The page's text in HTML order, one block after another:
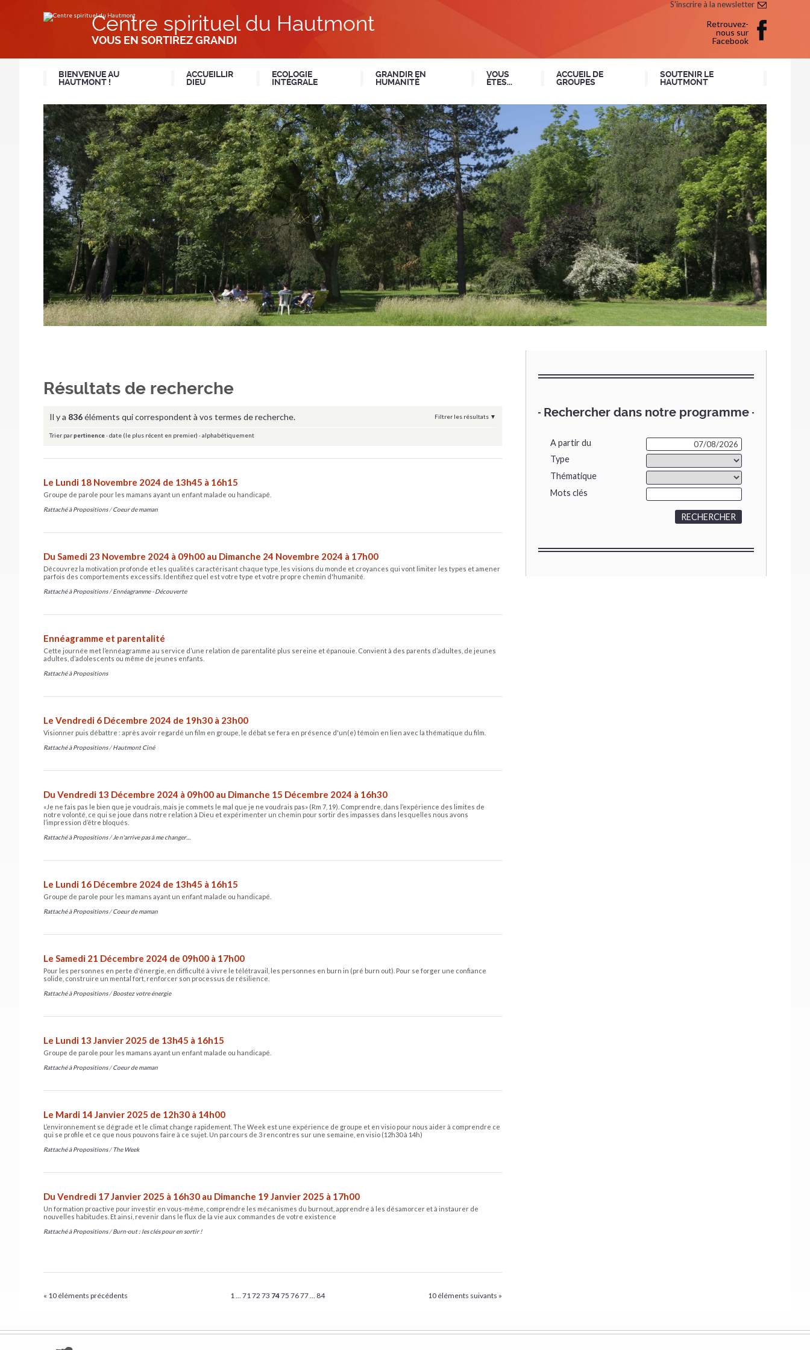
contenu.
S'inscrire à la newsletter
Retrouvez-
nous sur
Facebook
Centre spirituel du Hautmont
VOUS EN SORTIREZ GRANDI
BIENVENUE AU
HAUTMONT !
ACCUEILLIR
DIEU
ECOLOGIE
INTÉGRALE
GRANDIR EN
HUMANITÉ
VOUS
ÊTES...
ACCUEIL DE
GROUPES
SOUTENIR LE
HAUTMONT
Rechercher dans notre programme
A partir du
Type
Thématique
Mots clés
Résultats de recherche
Il y a 836éléments qui correspondent à vos termes de recherche. Filtrer les résultats
Trier parpertinence· date (le plus récent en premier) · alphabétiquement
Le Lundi 18 Novembre 2024 de 13h45 à 16h15
Groupe de parole pour les mamans ayant un enfant malade ou handicapé.
Rattaché à Propositions /Coeur de maman
Du Samedi 23 Novembre 2024 à 09h00 au Dimanche 24 Novembre 2024 à 17h00
Découvrez la motivation profonde et les qualités caractérisant chaque type, les visions du monde et croyances qui vont limiter les types et amener
parfois des comportements excessifs. Identifiez quel est votre type et votre propre chemin d'humanité.
Rattaché à Propositions /Ennéagramme - Découverte
Ennéagramme et parentalité
Cette journée met l’ennéagramme au service d’une relation de parentalité plus sereine et épanouie. Convient à des parents d’adultes, de jeunes
adultes, d’adolescents ou même de jeunes enfants.
Rattaché à Propositions
Le Vendredi 6 Décembre 2024 de 19h30 à 23h00
Visionner puis débattre : après avoir regardé un film en groupe, le débat se fera en présence d'un(e) témoin en lien avec la thématique du film.
Rattaché à Propositions /Hautmont Ciné
Du Vendredi 13 Décembre 2024 à 09h00 au Dimanche 15 Décembre 2024 à 16h30
«Je ne fais pas le bien que je voudrais, mais je commets le mal que je ne voudrais pas» (Rm 7, 19). Comprendre, dans l’expérience des limites de
notre volonté, ce qui se joue dans notre relation à Dieu et expérimenter un chemin pour sortir des impasses dans lesquelles nous avons
l’impression d’être bloqués.
Rattaché à Propositions /Je n'arrive pas à me changer…
Le Lundi 16 Décembre 2024 de 13h45 à 16h15
Groupe de parole pour les mamans ayant un enfant malade ou handicapé.
Rattaché à Propositions /Coeur de maman
Le Samedi 21 Décembre 2024 de 09h00 à 17h00
Pour les personnes en perte d'énergie, en difficulté à vivre le télétravail, les personnes en burn in (pré burn out). Pour se forger une confiance
solide, construire un mental fort, renforcer son processus de résilience.
Rattaché à Propositions /Boostez votre énergie
Le Lundi 13 Janvier 2025 de 13h45 à 16h15
Groupe de parole pour les mamans ayant un enfant malade ou handicapé.
Rattaché à Propositions /Coeur de maman
Le Mardi 14 Janvier 2025 de 12h30 à 14h00
L’environnement se dégrade et le climat change rapidement. The Week est une expérience de groupe et en visio pour nous aider à comprendre ce
qui se profile et ce que nous pouvons faire à ce sujet. Un parcours de 3 rencontres sur une semaine, en visio (12h30 à 14h)
Rattaché à Propositions /The Week
Du Vendredi 17 Janvier 2025 à 16h30 au Dimanche 19 Janvier 2025 à 17h00
Un formation proactive pour investir en vous-même, comprendre les mécanismes du burnout, apprendre à les désamorcer et à instaurer de
nouvelles habitudes. Et ainsi, revenir dans le flux de la vie aux commandes de votre existence
Rattaché à Propositions /Burn-out : les clés pour en sortir !
« 10 éléments précédents 10 éléments suivants »
1 ...71 72 73 7475 7677 84